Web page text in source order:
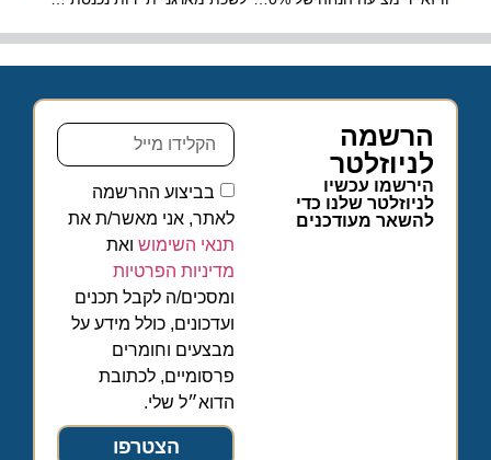
הרשמה
לניוזלטר
הירשמו עכשיו
לניוזלטר שלנו כדי
להשאר מעודכנים
בביצוע ההרשמה
לאתר, אני מאשר/ת את
תנאי השימושואת
מדיניות הפרטיות
ומסכים/ה לקבל תכנים
ועדכונים, כולל מידע על
מבצעים וחומרים
פרסומיים, לכתובת
הדוא״ל שלי.
הצטרפו